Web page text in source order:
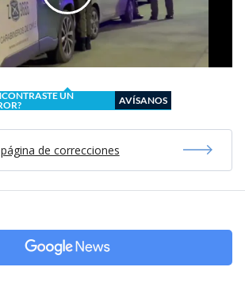
UN
AVÍSANOS
de correcciones